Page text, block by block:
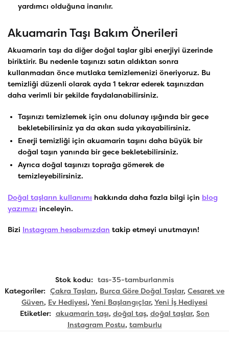
yardımcı olduğuna inanılır.
Akuamarin Taşı Bakım Önerileri
Akuamarin taşı da diğer doğal taşlar gibi enerjiyi üzerinde
biriktirir. Bu nedenle taşınızı satın aldıktan sonra
kullanmadan önce mutlaka temizlemenizi öneriyoruz. Bu
temizliği düzenli olarak ayda 1 tekrar ederek taşınızdan
daha verimli bir şekilde faydalanabilirsiniz.
Taşınızı temizlemek için onu dolunay ışığında bir gece
bekletebilirsiniz ya da akan suda yıkayabilirsiniz.
Enerji temizliği için akuamarin taşını daha büyük bir
doğal taşın yanında bir gece bekletebilirsiniz.
Ayrıca doğal taşınızı toprağa gömerek de
temizleyebilirsiniz.
Doğal taşların kullanımı hakkında daha fazla bilgi için blog
yazımızı inceleyin.
Bizi Instagram hesabımızdan takip etmeyi unutmayın!
Stok kodu: tas-35-tamburlanmis
Kategoriler: Çakra Taşları, Burca Göre Doğal Taşlar, Cesaret ve
Güven, Ev Hediyesi, Yeni Başlangıçlar, Yeni İş Hediyesi
Etiketler: akuamarin taşı, doğal taş, doğal taşlar, Son
Instagram Postu, tamburlu